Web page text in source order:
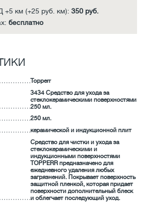
км (+25 руб. км): 350 руб.
бесплатно
Topperr
3434 Средство для ухода за
стеклокерамическими поверхностями
250 мл.
250 мл.
керамической и индукционной плит
Средство для чистки и ухода за
стеклокерамическими и
индукционными поверхностями
TOPPERR предназначено для
ежедневного удаления любых
загрязнений. Покрывает поверхность
защитной пленкой, которая придает
поверхности дополнительный блеск
и облегчает последующий уход.